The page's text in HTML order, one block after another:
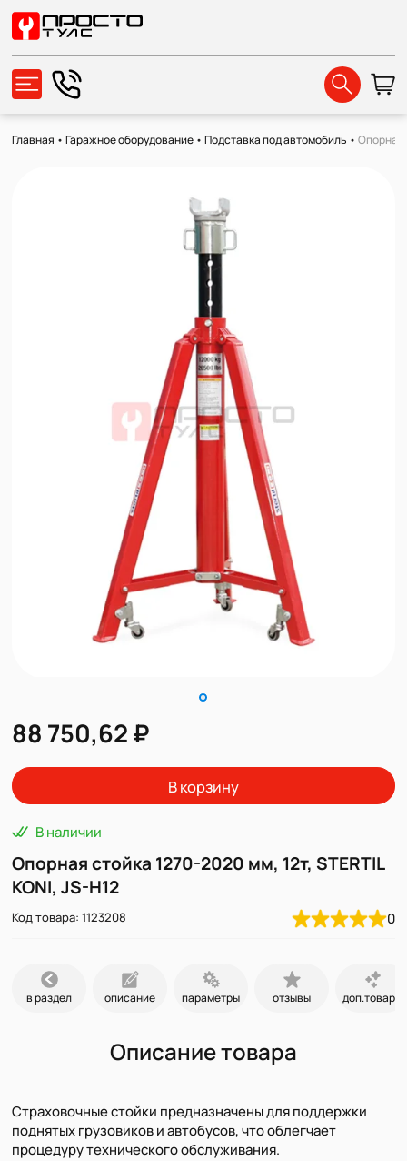
Главная •Гаражное оборудование •Подставка под автомобиль •Опорная
88 750,62 ₽
В корзину
В наличии
Опорная стойка 1270-2020 мм, 12т, STERTIL
KONI, JS-H12
Код товара: 1123208 0
в раздел описание параметры отзывы доп.товары
Описание товара
Страховочные стойки предназначены для поддержки
поднятых грузовиков и автобусов, что облегчает
процедуру технического обслуживания.